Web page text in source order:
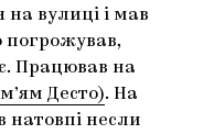
на вулиці і мав
погрожував,
Працював на
Десто). На
натовпі несли